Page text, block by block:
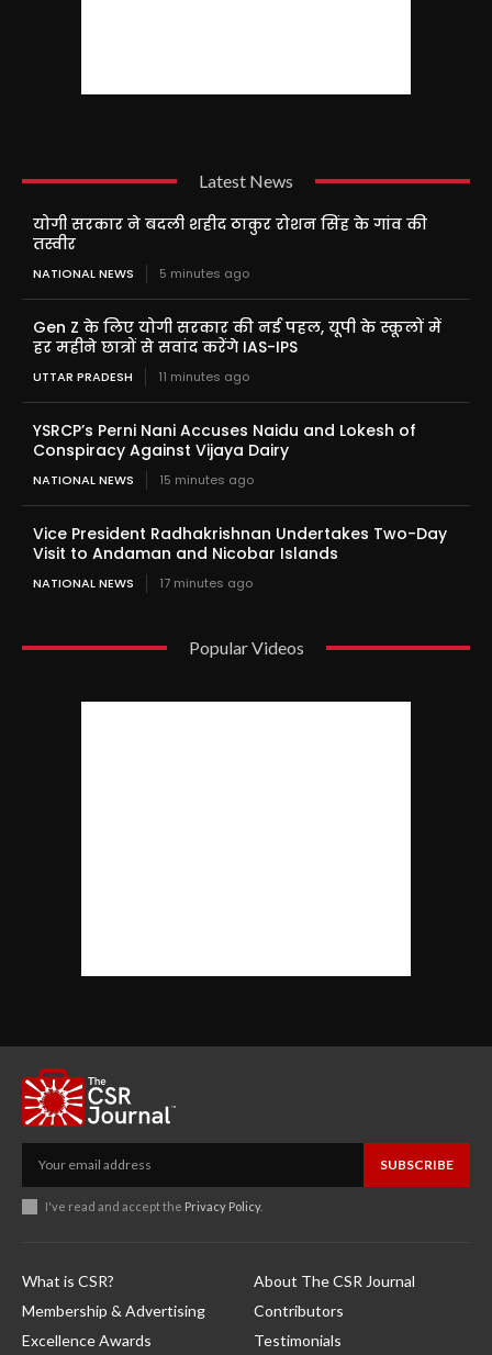
Latest News
योगी सरकार ने बदली शहीद ठाकुर रोशन सिंह के गांव की
तस्वीर
NATIONAL NEWS 5 minutes ago
Gen Z के लिए योगी सरकार की नई पहल, यूपी के स्कूलों में
हर महीने छात्रों से सवांद करेंगे IAS-IPS
UTTAR PRADESH 11 minutes ago
YSRCP’s Perni Nani Accuses Naidu and Lokesh of
Conspiracy Against Vijaya Dairy
NATIONAL NEWS 15 minutes ago
Vice President Radhakrishnan Undertakes Two-Day
Visit to Andaman and Nicobar Islands
NATIONAL NEWS 17 minutes ago
Popular Videos
SUBSCRIBE
I've read and accept the Privacy Policy.
What is CSR?
Membership & Advertising
Excellence Awards
About The CSR Journal
Contributors
Testimonials